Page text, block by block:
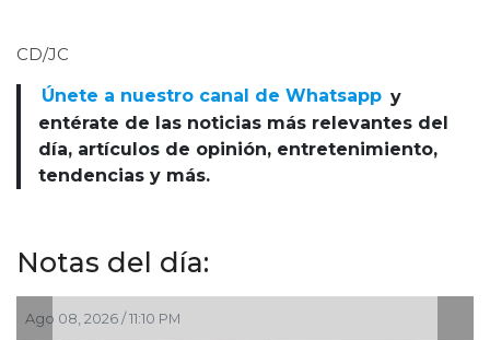
CD/JC
Únete a nuestro canal de Whatsapp y
entérate de las noticias más relevantes del
día, artículos de opinión, entretenimiento,
tendencias y más.
Notas del día:
Ago 08, 2026 / 11:10 PM